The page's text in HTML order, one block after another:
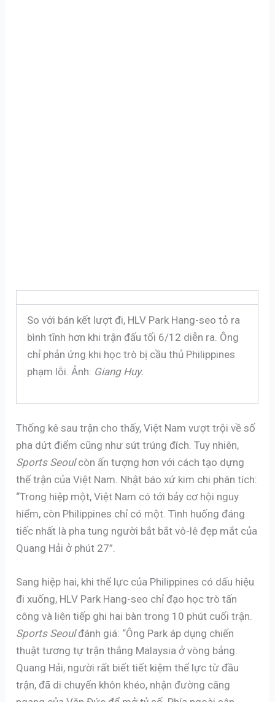
So với bán kết lượt đi, HLV Park Hang-seo tỏ ra
bình tĩnh hơn khi trận đấu tối 6/12 diễn ra. Ông
chỉ phản ứng khi học trò bị cầu thủ Philippines
phạm lỗi. Ảnh: Giang Huy.
Thống kê sau trận cho thấy, Việt Nam vượt trội về số
pha dứt điểm cũng như sút trúng đích. Tuy nhiên,
Sports Seoulcòn ấn tượng hơn với cách tạo dựng
thế trận của Việt Nam. Nhật báo xứ kim chi phân tích:
“Trong hiệp một, Việt Nam có tới bảy cơ hội nguy
hiểm, còn Philippines chỉ có một. Tình huống đáng
tiếc nhất là pha tung người bắt bắt vô-lê đẹp mắt của
Quang Hải ở phút 27”.
Sang hiệp hai, khi thể lực của Philippines có dấu hiệu
đi xuống, HLV Park Hang-seo chỉ đạo học trò tấn
công và liên tiếp ghi hai bàn trong 10 phút cuối trận.
Sports Seoulđánh giá: “Ông Park áp dụng chiến
thuật tương tự trận thắng Malaysia ở vòng bảng.
Quang Hải, người rất biết tiết kiệm thể lực từ đầu
trận, đã di chuyển khôn khéo, nhận đường căng